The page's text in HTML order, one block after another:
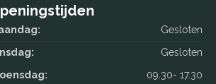
Gesloten
Gesloten
09.30- 17.30